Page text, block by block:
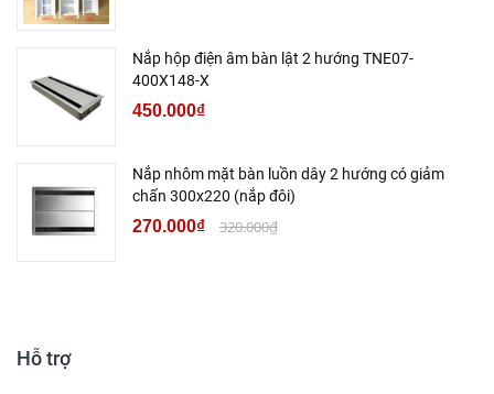
Nắp hộp điện âm bàn lật 2 hướng TNE07-
400X148-X
450.000₫
Nắp nhôm mặt bàn luồn dây 2 hướng có giảm
chấn 300x220 (nắp đôi)
270.000₫ 320.000₫
Hỗ trợ